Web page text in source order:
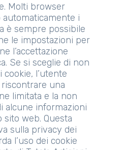
Molti browser
automaticamente i
è sempre possibile
le impostazioni per
l’accettazione
Se si sceglie di non
cookie, l’utente
una
limitata e la non
alcune informazioni
sito web. Questa
sulla privacy dei
l’uso dei cookie